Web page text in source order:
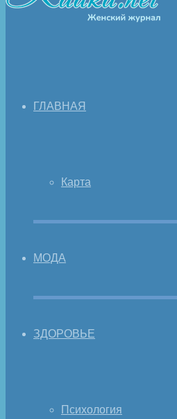
ГЛАВНАЯ
Карта
МОДА
ЗДОРОВЬЕ
Психология